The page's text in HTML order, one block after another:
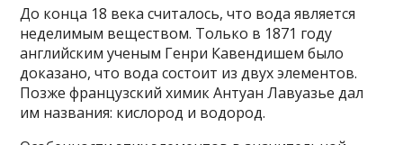
До конца 18 века считалось, что вода является
неделимым веществом. Только в 1871 году
английским ученым Генри Кавендишем было
доказано, что вода состоит из двух элементов.
Позже французский химик Антуан Лавуазье дал
им названия: кислород и водород.